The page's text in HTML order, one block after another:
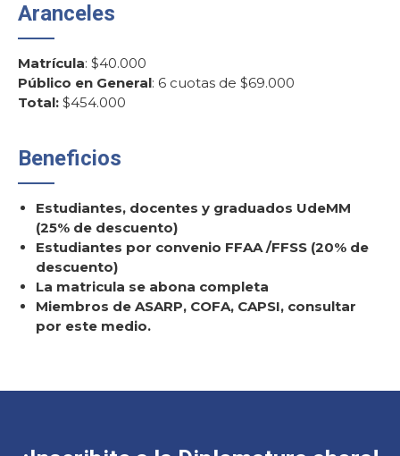
Aranceles
Matrícula: $40.000
Público en General: 6 cuotas de $69.000
Total: $454.000
Beneficios
Estudiantes, docentes y graduados UdeMM
(25% de descuento)
Estudiantes por convenio FFAA /FFSS (20% de
descuento)
La matricula se abona completa
Miembros de ASARP, COFA, CAPSI, consultar
por este medio.